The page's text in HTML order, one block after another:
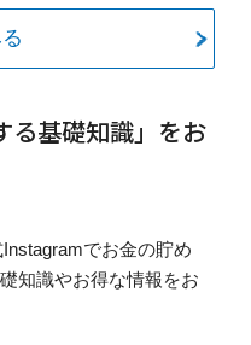
る基礎知識」をお
でお金の貯め
知識やお得な情報をお